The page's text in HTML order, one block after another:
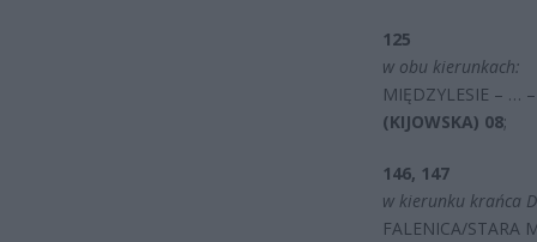
125
w obu kierunkach:
MIĘDZYLESIE – …
(KIJOWSKA) 08;
146, 147
w kierunku krańca
FALENICA/STARA